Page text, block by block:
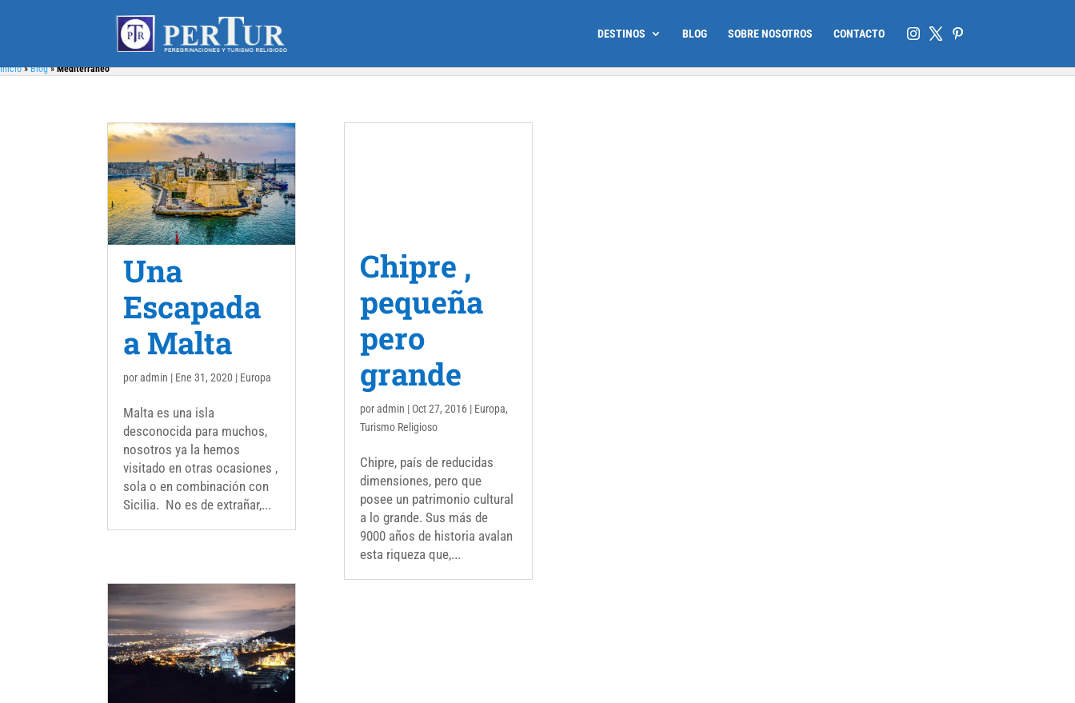
DESTINOS BLOG SOBRE NOSOTROS CONTACTO
Inicio»Blog»Mediterráneo
Una
Escapada
a Malta
poradmin | Ene 31, 2020 | Europa
Malta es una isla
desconocida para muchos,
nosotros ya la hemos
visitado en otras ocasiones ,
sola o en combinación con
Sicilia. No es de extrañar,...
Chipre ,
pequeña
pero
grande
poradmin | Oct 27, 2016 | Europa,
Turismo Religioso
Chipre, país de reducidas
dimensiones, pero que
posee un patrimonio cultural
a lo grande. Sus más de
9000 años de historia avalan
esta riqueza que,...